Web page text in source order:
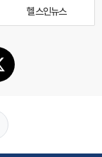
헬스인뉴스